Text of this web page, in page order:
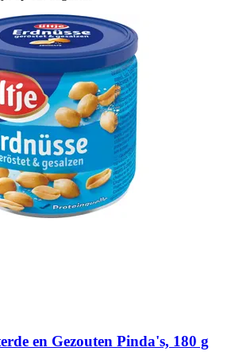
en Gezouten Pinda's, 180 g